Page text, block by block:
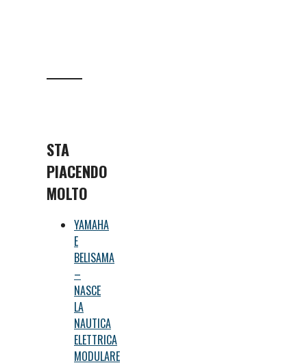
STA
PIACENDO
MOLTO
YAMAHA
E
BELISAMA
–
NASCE
LA
NAUTICA
ELETTRICA
MODULARE